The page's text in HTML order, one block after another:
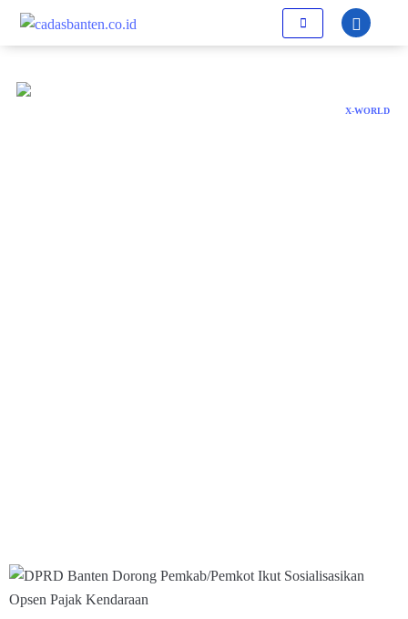
X-WORLD